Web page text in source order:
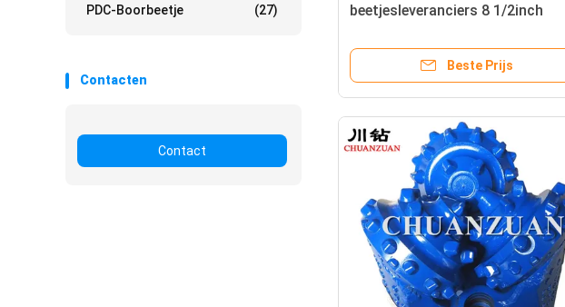
PDC-Boorbeetje (27)
Contacten
Contact
beetjesleveranciers 8 1/2inch
TCI-beetje van de tand tricone
boring voor rotsBeste Prijs